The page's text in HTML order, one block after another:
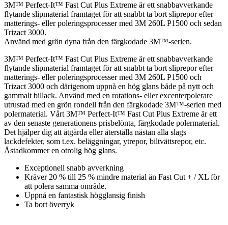
3M™ Perfect-It™ Fast Cut Plus Extreme är ett snabbavverkande
flytande slipmaterial framtaget för att snabbt ta bort sliprepor efter
matterings- eller poleringsprocesser med 3M 260L P1500 och sedan
Trizact 3000.
Använd med grön dyna från den färgkodade 3M™-serien.
3M™ Perfect-It™ Fast Cut Plus Extreme är ett snabbavverkande
flytande slipmaterial framtaget för att snabbt ta bort sliprepor efter
matterings- eller poleringsprocesser med 3M 260L P1500 och
Trizact 3000 och därigenom uppnå en hög glans både på nytt och
gammalt billack. Använd med en rotations- eller excenterpolerare
utrustad med en grön rondell från den färgkodade 3M™-serien med
polermaterial. Vårt 3M™ Perfect-It™ Fast Cut Plus Extreme är ett
av den senaste generationens prisbelönta, färgkodade polermaterial.
Det hjälper dig att åtgärda eller återställa nästan alla slags
lackdefekter, som t.ex. beläggningar, ytrepor, biltvättsrepor, etc.
Åstadkommer en otrolig hög glans.
Exceptionell snabb avverkning
Kräver 20 % till 25 % mindre material än Fast Cut + / XL för
att polera samma område.
Uppnå en fantastisk högglansig finish
Ta bort överryk